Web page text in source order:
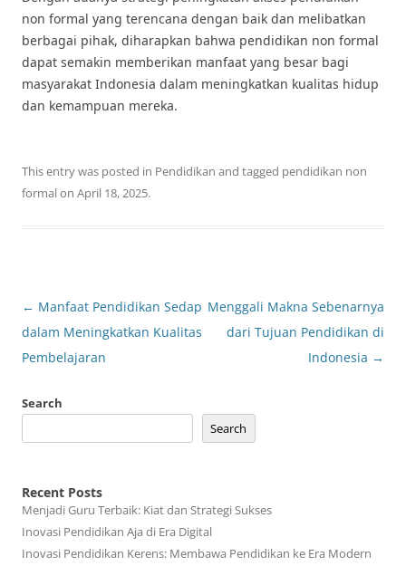
non formal yang terencana dengan baik dan melibatkan
berbagai pihak, diharapkan bahwa pendidikan non formal
dapat semakin memberikan manfaat yang besar bagi
masyarakat Indonesia dalam meningkatkan kualitas hidup
dan kemampuan mereka.
This entry was posted in Pendidikan and tagged pendidikan non
formalon April 18, 2025.
Post
navigation
← Manfaat Pendidikan Sedap
dalam Meningkatkan Kualitas
Pembelajaran
Menggali Makna Sebenarnya
dari Tujuan Pendidikan di
Indonesia →
Search
Search
Recent Posts
Menjadi Guru Terbaik: Kiat dan Strategi Sukses
Inovasi Pendidikan Aja di Era Digital
Inovasi Pendidikan Kerens: Membawa Pendidikan ke Era Modern